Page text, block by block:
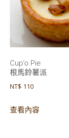
Cup’o
根馬鈴薯派
NT$ 110
查看內容